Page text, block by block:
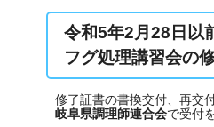
令和5年2月28日以
フグ処理講習会の
修了証書の書換交付、再交
岐阜県調理師連合会で受付